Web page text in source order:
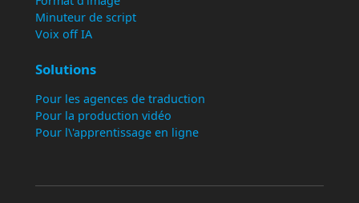
Minuteur de script
Voix off IA
Solutions
Pour les agences de traduction
Pour la production vidéo
Pour l\'apprentissage en ligne